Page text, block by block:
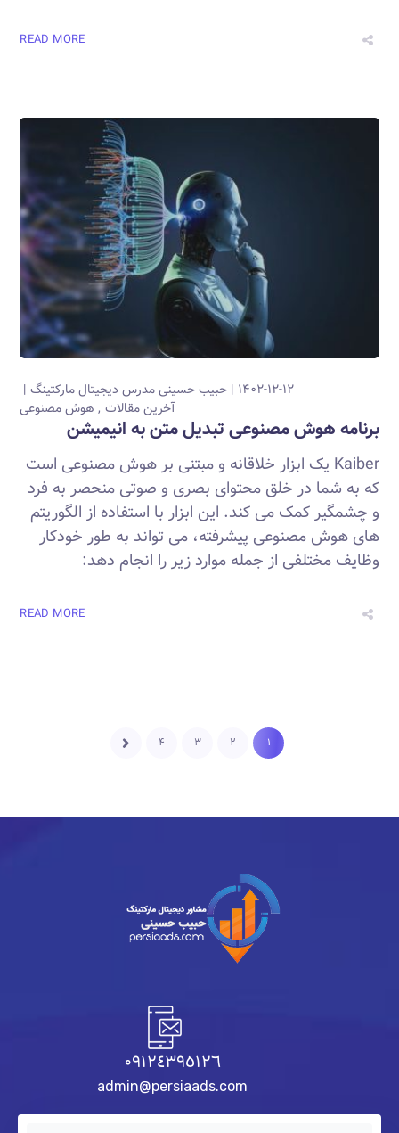
READ MORE
۱۴۰۲-۱۲-۱۲ حبیب حسینیمدرس دیجیتال مارکتینگ
آخرین مقالات
هوش مصنوعی
برنامه هوش مصنوعی تبدیل متن به انیمیشن
Kaiber یک ابزار خلاقانه و مبتنی بر هوش مصنوعی است
که به شما در خلق محتوای بصری و صوتی منحصر به فرد
و چشمگیر کمک می کند. این ابزار با استفاده از الگوریتم
های هوش مصنوعی پیشرفته، می تواند به طور خودکار
وظایف مختلفی از جمله موارد زیر را انجام دهد:
READ MORE
۱ ۲ ۳ ۴
٠٩١٢٤٣٩٥١٢٦
admin@persiaads.com